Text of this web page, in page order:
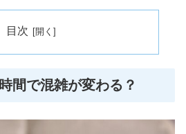
目次
間で混雑が変わる？